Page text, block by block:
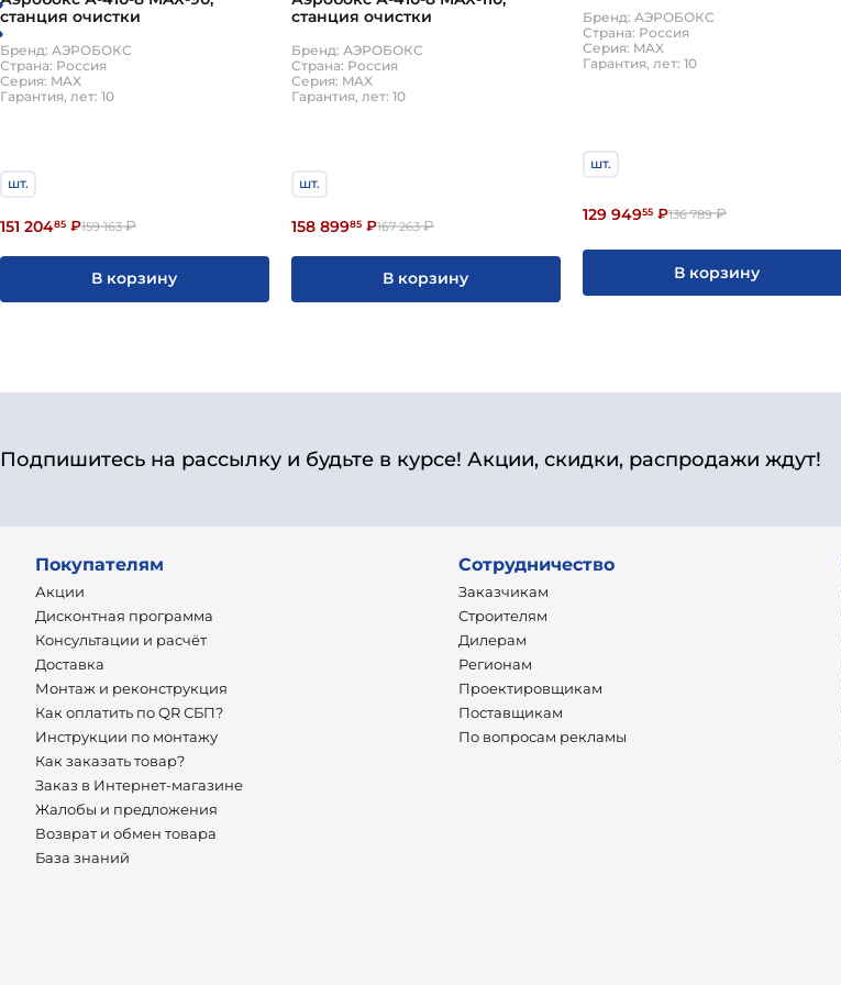
станция очистки
Бренд: АЭРОБОКС
Страна: Россия
Серия: MAX
Гарантия, лет: 10
шт.
151 20485 ₽159 163₽
В корзину
станция очистки
Бренд: АЭРОБОКС
Страна: Россия
Серия: MAX
Гарантия, лет: 10
шт.
158 89985₽167 263₽
В корзину
Бренд: АЭРОБОКС
Страна: Россия
Серия: MAX
Гарантия, лет: 10
шт.
129 94955₽136 789₽
В корзину
Подпишитесь на рассылку и будьте в курсе! Акции, скидки, распродажи ждут!
Покупателям
Акции
Дисконтная программа
Консультации и расчёт
Доставка
Монтаж и реконструкция
Как оплатить по QR СБП?
Инструкции по монтажу
Как заказать товар?
Заказ в Интернет-магазине
Жалобы и предложения
Возврат и обмен товара
База знаний
Сотрудничество
Заказчикам
Строителям
Дилерам
Регионам
Проектировщикам
Поставщикам
По вопросам рекламы